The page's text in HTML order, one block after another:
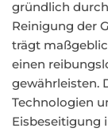
gründlich
Reinigung der
trägt
einen
gewährleisten.
Technologien
Eisbeseitigung